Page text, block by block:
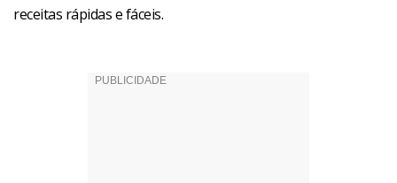
receitas rápidas e fáceis.